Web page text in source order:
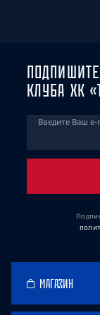
КЛУБА ХК
Введите Ваш e-
МАГАЗИН